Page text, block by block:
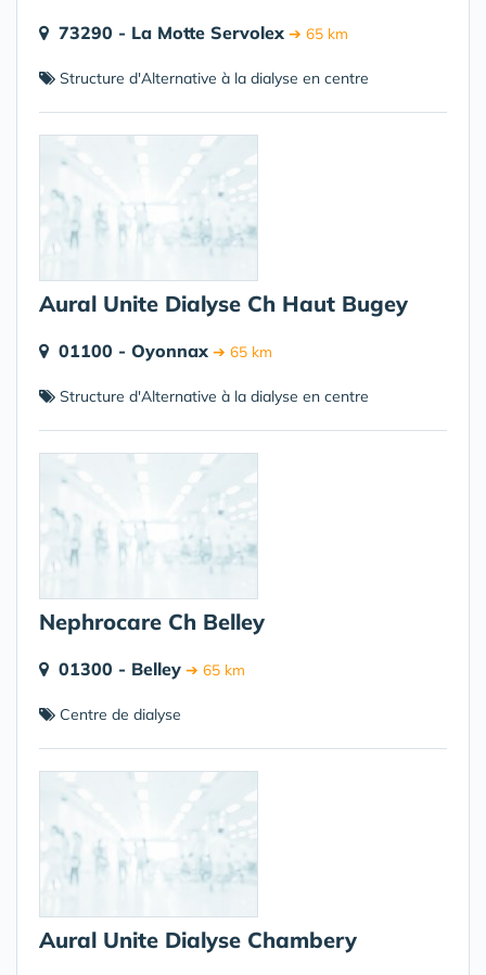
73290 - La Motte Servolex ➔ 65 km
Structure d'Alternative à la dialyse en centre
Aural Unite Dialyse Ch Haut Bugey
01100 - Oyonnax ➔ 65 km
Structure d'Alternative à la dialyse en centre
Nephrocare Ch Belley
01300 - Belley ➔ 65 km
Centre de dialyse
Aural Unite Dialyse Chambery